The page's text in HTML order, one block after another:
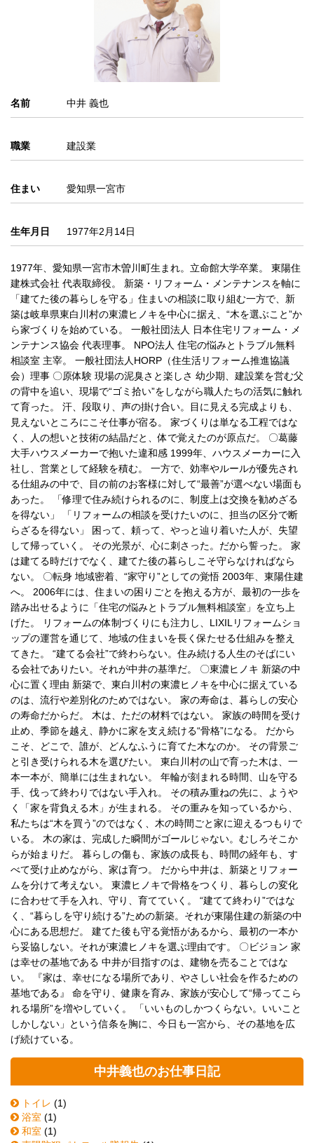
名前 中井 義也
職業 建設業
住まい 愛知県一宮市
生年月日 1977年2月14日
1977年、愛知県一宮市木曽川町生まれ。立命館大学卒業。 東陽住
建株式会社 代表取締役。 新築・リフォーム・メンテナンスを軸に
「建てた後の暮らしを守る」住まいの相談に取り組む一方で、新
築は岐阜県東白川村の東濃ヒノキを中心に据え、“木を選ぶこと”か
ら家づくりを始めている。 一般社団法人 日本住宅リフォーム・メ
ンテナンス協会 代表理事。 NPO法人 住宅の悩みとトラブル無料
相談室 主宰。 一般社団法人HORP（住生活リフォーム推進協議
会）理事 〇原体験 現場の泥臭さと楽しさ 幼少期、建設業を営む父
の背中を追い、現場で“ゴミ拾い”をしながら職人たちの活気に触れ
て育った。 汗、段取り、声の掛け合い。目に見える完成よりも、
見えないところにこそ仕事が宿る。 家づくりは単なる工程ではな
く、人の想いと技術の結晶だと、体で覚えたのが原点だ。 〇葛藤
大手ハウスメーカーで抱いた違和感 1999年、ハウスメーカーに入
社し、営業として経験を積む。 一方で、効率やルールが優先され
る仕組みの中で、目の前のお客様に対して“最善”が選べない場面も
あった。 「修理で住み続けられるのに、制度上は交換を勧めざる
を得ない」 「リフォームの相談を受けたいのに、担当の区分で断
らざるを得ない」 困って、頼って、やっと辿り着いた人が、失望
して帰っていく。 その光景が、心に刺さった。だから誓った。 家
は建てる時だけでなく、建てた後の暮らしこそ守らなければなら
ない。 〇転身 地域密着、“家守り”としての覚悟 2003年、東陽住建
へ。 2006年には、住まいの困りごとを抱える方が、最初の一歩を
踏み出せるように「住宅の悩みとトラブル無料相談室」を立ち上
げた。 リフォームの体制づくりにも注力し、LIXILリフォームショ
ップの運営を通じて、地域の住まいを長く保たせる仕組みを整え
てきた。 “建てる会社”で終わらない。住み続ける人生のそばにい
る会社でありたい。それが中井の基準だ。 〇東濃ヒノキ 新築の中
心に置く理由 新築で、東白川村の東濃ヒノキを中心に据えている
のは、流行や差別化のためではない。 家の寿命は、暮らしの安心
の寿命だからだ。 木は、ただの材料ではない。 家族の時間を受け
止め、季節を越え、静かに家を支え続ける“骨格”になる。 だから
こそ、どこで、誰が、どんなふうに育てた木なのか。 その背景ご
と引き受けられる木を選びたい。 東白川村の山で育った木は、一
本一本が、簡単には生まれない。 年輪が刻まれる時間、山を守る
手、伐って終わりではない手入れ。 その積み重ねの先に、ようや
く「家を背負える木」が生まれる。 その重みを知っているから、
私たちは“木を買う”のではなく、木の時間ごと家に迎えるつもりで
いる。 木の家は、完成した瞬間がゴールじゃない。むしろそこか
らが始まりだ。 暮らしの傷も、家族の成長も、時間の経年も、す
べて受け止めながら、家は育つ。 だから中井は、新築とリフォー
ムを分けて考えない。 東濃ヒノキで骨格をつくり、暮らしの変化
に合わせて手を入れ、守り、育てていく。 “建てて終わり”ではな
く、“暮らしを守り続ける”ための新築。それが東陽住建の新築の中
心にある思想だ。 建てた後も守る覚悟があるから、最初の一本か
ら妥協しない。それが東濃ヒノキを選ぶ理由です。 〇ビジョン 家
は幸せの基地である 中井が目指すのは、建物を売ることではな
い。 『家は、幸せになる場所であり、やさしい社会を作るための
基地である』 命を守り、健康を育み、家族が安心して“帰ってこら
れる場所”を増やしていく。 「いいものしかつくらない。いいこと
しかしない」という信条を胸に、今日も一宮から、その基地を広
げ続けている。
中井義也のお仕事日記
トイレ (1)
浴室 (1)
和室 (1)